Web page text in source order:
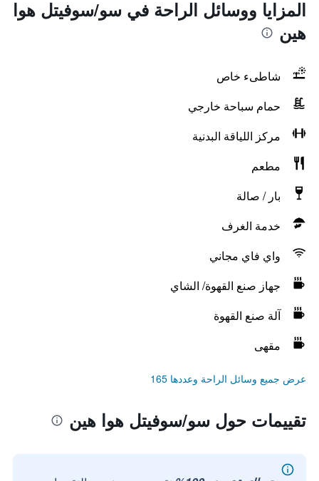
المزايا ووسائل الراحة في سو/سوفيتل هوا
هين
شاطىء خاص
حمام سباحة خارجي
مركز اللياقة البدنية
مطعم
بار / صالة
خدمة الغرف
واي فاي مجاني
جهاز صنع القهوة/ الشاي
آلة صنع القهوة
مقهى
عرض جميع وسائل الراحة وعددها 165
تقييمات حول سو/سوفيتل هوا هين